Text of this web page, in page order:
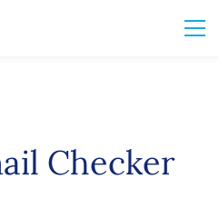
Checker